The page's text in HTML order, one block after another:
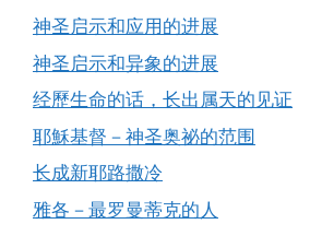
神圣启示和应用的进展
神圣启示和异象的进展
经歷生命的话，长出属天的见证
耶穌基督－神圣奥祕的范围
长成新耶路撒冷
雅各－最罗曼蒂克的人